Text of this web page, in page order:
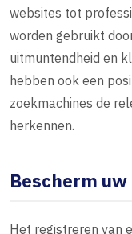
websites tot
worden gebruikt
uitmuntendheid en
hebben ook een
zoekmachines de
herkennen.
Bescherm
Het registreren van